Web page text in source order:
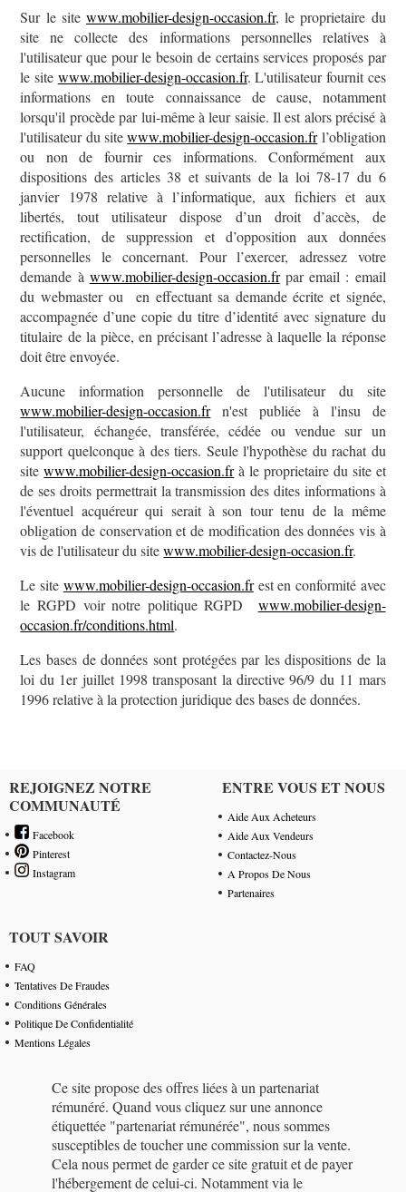
Sur le site www.mobilier-design-occasion.fr, le proprietaire du
site ne collecte des informations personnelles relatives à
l'utilisateur que pour le besoin de certains services proposés par
le site www.mobilier-design-occasion.fr. L'utilisateur fournit ces
informations en toute connaissance de cause, notamment
lorsqu'il procède par lui-même à leur saisie. Il est alors précisé à
l'utilisateur du sitewww.mobilier-design-occasion.frl’obligation
ou non de fournir ces informations. Conformément aux
dispositions des articles 38 et suivants de la loi 78-17 du 6
janvier 1978 relative à l’informatique, aux fichiers et aux
libertés, tout utilisateur dispose d’un droit d’accès, de
rectification, de suppression et d’opposition aux données
personnelles le concernant. Pour l’exercer, adressez votre
demande à www.mobilier-design-occasion.frpar email : email
du webmaster ou en effectuant sa demande écrite et signée,
accompagnée d’une copie du titre d’identité avec signature du
titulaire de la pièce, en précisant l’adresse à laquelle la réponse
doit être envoyée.
Aucune information personnelle de l'utilisateur du site
www.mobilier-design-occasion.frn'est publiée à l'insu de
l'utilisateur, échangée, transférée, cédée ou vendue sur un
support quelconque à des tiers. Seule l'hypothèse du rachat du
sitewww.mobilier-design-occasion.frà le proprietaire du site et
de ses droits permettrait la transmission des dites informations à
l'éventuel acquéreur qui serait à son tour tenu de la même
obligation de conservation et de modification des données vis à
vis de l'utilisateur du sitewww.mobilier-design-occasion.fr.
Le site www.mobilier-design-occasion.frest en conformité avec
le RGPD voir notre politique RGPD www.mobilier-design-
occasion.fr/conditions.html.
Les bases de données sont protégées par les dispositions de la
loi du 1er juillet 1998 transposant la directive 96/9 du 11 mars
1996 relative à la protection juridique des bases de données.
REJOIGNEZ NOTRE
COMMUNAUTÉ
Facebook
Pinterest
Instagram
ENTRE VOUS ET NOUS
Aide Aux Acheteurs
Aide Aux Vendeurs
Contactez-Nous
A Propos De Nous
Partenaires
TOUT SAVOIR
FAQ
Tentatives De Fraudes
Conditions Générales
Politique De Confidentialité
Mentions Légales
Ce site propose des offres liées à un partenariat
rémunéré. Quand vous cliquez sur une annonce
étiquettée "partenariat rémunérée", nous sommes
susceptibles de toucher une commission sur la vente.
Cela nous permet de garder ce site gratuit et de payer
l'hébergement de celui-ci. Notamment via le